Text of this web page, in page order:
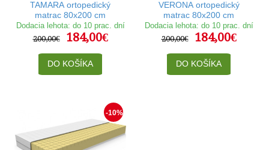
TAMARA ortopedický
matrac 80x200 cm
Dodacia lehota: do 10 prac. dní
200,00€
184,00€
DO KOŠÍKA
VERONA ortopedický
matrac 80x200 cm
Dodacia lehota: do 10 prac. dní
200,00€
184,00€
DO KOŠÍKA
-10%